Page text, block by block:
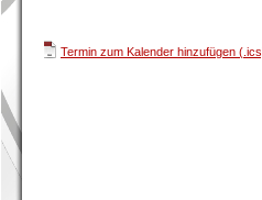
Termin zum Kalender hinzufügen